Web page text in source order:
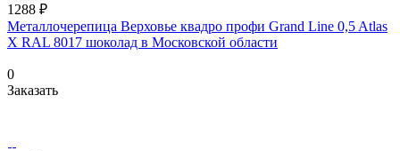
1288 ₽
Металлочерепица Верховье квадро профи Grand Line 0,5 Atlas
X RAL 8017 шоколад в Московской области
0
Заказать